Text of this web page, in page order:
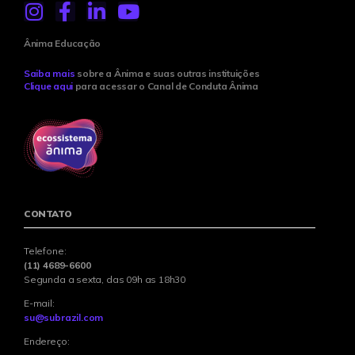
Ânima Educação
Saiba mais sobre a Ânima e suas outras instituições
Clique aqui para acessar o Canal de Conduta Ânima
CONTATO
Telefone:
(11) 4689-6600
Segunda a sexta, das 09h as 18h30
E-mail:
su@subrazil.com
Endereço: